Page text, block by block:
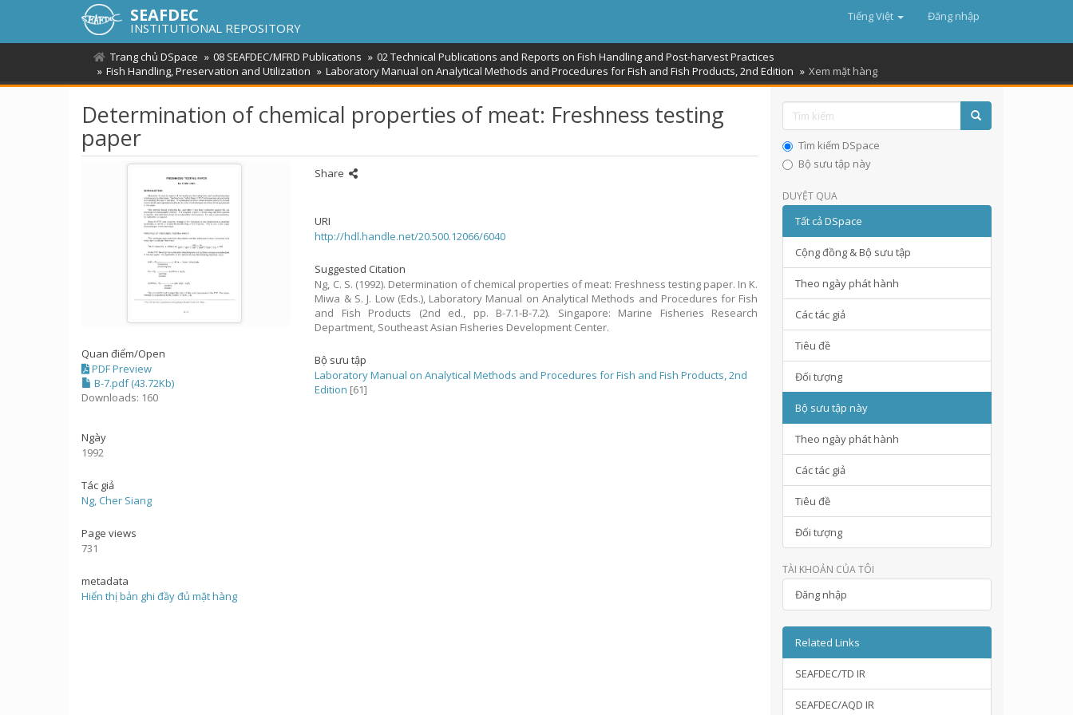
SEAFDEC
INSTITUTIONAL REPOSITORY
Tiếng Việt Đăng nhập
Trang chủ DSpace 08 SEAFDEC/MFRD Publications
02 Technical Publications and Reports on Fish Handling and Post-harvest Practices
Fish Handling, Preservation and Utilization
Laboratory Manual on Analytical Methods and Procedures for Fish and Fish Products, 2nd Edition Xem mặt hàng
Determination of chemical properties of meat: Freshness testing
paper
Quan điểm/Open
PDF Preview
B-7.pdf (43.72Kb)
Downloads: 160
Ngày
1992
Tác giả
Ng, Cher Siang
Page views
731
metadata
Hiển thị bản ghi đầy đủ mặt hàng
Share
URI
http://hdl.handle.net/20.500.12066/6040
Suggested Citation
Ng, C. S. (1992). Determination of chemical properties of meat: Freshness testing paper. In K.
Miwa & S. J. Low (Eds.), Laboratory Manual on Analytical Methods and Procedures for Fish
and Fish Products (2nd ed., pp. B-7.1-B-7.2). Singapore: Marine Fisheries Research
Department, Southeast Asian Fisheries Development Center.
Bộ sưu tập
Laboratory Manual on Analytical Methods and Procedures for Fish and Fish Products, 2nd
Edition [61]
Tìm kiếm DSpace
Bộ sưu tập này
DUYỆT QUA
Tất cả DSpace
Cộng đồng & Bộ sưu tập
Theo ngày phát hành
Các tác giả
Tiêu đề
Đối tượng
Bộ sưu tập này
Theo ngày phát hành
Các tác giả
Tiêu đề
Đối tượng
TÀI KHOẢN CỦA TÔI
Đăng nhập
Related Links
SEAFDEC/TD IR
SEAFDEC/AQD IR